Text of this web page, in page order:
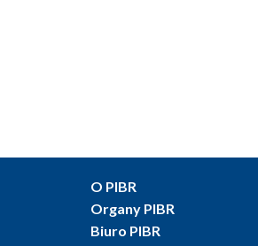
O PIBR
Organy PIBR
Biuro PIBR